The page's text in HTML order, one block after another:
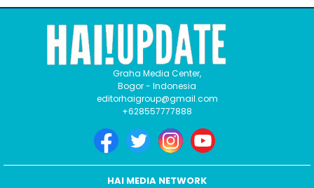
Graha Media Center,
Bogor - Indonesia
editorhaigroup@gmail.com
+628557777888
HAI MEDIA NETWORK